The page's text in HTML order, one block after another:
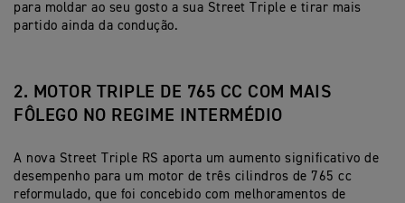
para moldar ao seu gosto a sua Street Triple e tirar mais
partido ainda da condução.
2. MOTOR TRIPLE DE 765 CC COM MAIS
FÔLEGO NO REGIME INTERMÉDIO
A nova Street Triple RS aporta um aumento significativo de
desempenho para um motor de três cilindros de 765 cc
reformulado, que foi concebido com melhoramentos de